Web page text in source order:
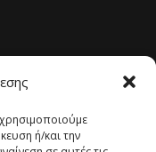
ή/και την